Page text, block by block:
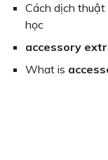
Cách dịch thuật
học
accessory
What is